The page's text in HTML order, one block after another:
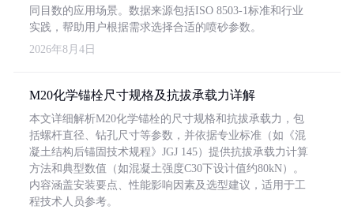
同目数的应用场景。数据来源包括ISO 8503-1标准和行业
实践，帮助用户根据需求选择合适的喷砂参数。
2026年8月4日
M20化学锚栓尺寸规格及抗拔承载力详解
本文详细解析M20化学锚栓的尺寸规格和抗拔承载力，包
括螺杆直径、钻孔尺寸等参数，并依据专业标准（如《混
凝土结构后锚固技术规程》JGJ 145）提供抗拔承载力计算
方法和典型数值（如混凝土强度C30下设计值约80kN）。
内容涵盖安装要点、性能影响因素及选型建议，适用于工
程技术人员参考。